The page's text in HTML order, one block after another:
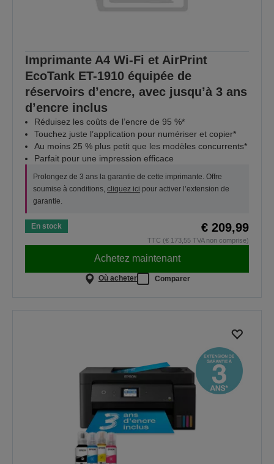
Imprimante A4 Wi-Fi et AirPrint
EcoTank ET-1910 équipée de
réservoirs d’encre, avec jusqu’à 3 ans
d’encre inclus
Réduisez les coûts de l’encre de 95 %*
Touchez juste l’application pour numériser et copier*
Au moins 25 % plus petit que les modèles concurrents*
Parfait pour une impression efficace
Prolongez de 3 ans la garantie de cette imprimante. Offre
soumise à conditions, cliquez ici pour activer l’extension de
garantie.
En stock € 209,99
TTC (€ 173,55 TVA non comprise)
Achetez maintenant
Où acheter Comparer